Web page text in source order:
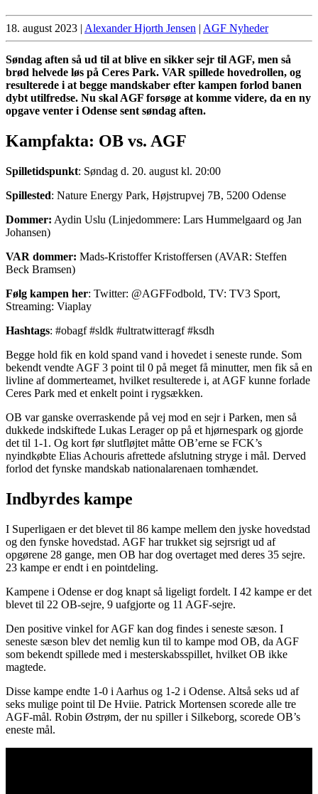
18. august 2023 | Alexander Hjorth Jensen | AGF Nyheder
Søndag aften så ud til at blive en sikker sejr til AGF, men så
brød helvede løs på Ceres Park. VAR spillede hovedrollen, og
resulterede i at begge mandskaber efter kampen forlod banen
dybt utilfredse. Nu skal AGF forsøge at komme videre, da en ny
opgave venter i Odense sent søndag aften.
Kampfakta: OB vs. AGF
Spilletidspunkt: Søndag d. 20. august kl. 20:00
Spillested: Nature Energy Park, Højstrupvej 7B, 5200 Odense
Dommer: Aydin Uslu (Linjedommere: Lars Hummelgaard og Jan
Johansen)
VAR dommer: Mads-Kristoffer Kristoffersen (AVAR: Steffen
Beck Bramsen)
Følg kampen her: Twitter: @AGFFodbold, TV: TV3 Sport,
Streaming: Viaplay
Hashtags: #obagf #sldk #ultratwitteragf #ksdh
Begge hold fik en kold spand vand i hovedet i seneste runde. Som
bekendt vendte AGF 3 point til 0 på meget få minutter, men fik så en
livline af dommerteamet, hvilket resulterede i, at AGF kunne forlade
Ceres Park med et enkelt point i rygsækken.
OB var ganske overraskende på vej mod en sejr i Parken, men så
dukkede indskiftede Lukas Lerager op på et hjørnespark og gjorde
det til 1-1. Og kort før slutfløjtet måtte OB’erne se FCK’s
nyindkøbte Elias Achouris afrettede afslutning stryge i mål. Derved
forlod det fynske mandskab nationalarenaen tomhændet.
Indbyrdes kampe
I Superligaen er det blevet til 86 kampe mellem den jyske hovedstad
og den fynske hovedstad. AGF har trukket sig sejrsrigt ud af
opgørene 28 gange, men OB har dog overtaget med deres 35 sejre.
23 kampe er endt i en pointdeling.
Kampene i Odense er dog knapt så ligeligt fordelt. I 42 kampe er det
blevet til 22 OB-sejre, 9 uafgjorte og 11 AGF-sejre.
Den positive vinkel for AGF kan dog findes i seneste sæson. I
seneste sæson blev det nemlig kun til to kampe mod OB, da AGF
som bekendt spillede med i mesterskabsspillet, hvilket OB ikke
magtede.
Disse kampe endte 1-0 i Aarhus og 1-2 i Odense. Altså seks ud af
seks mulige point til De Hviie. Patrick Mortensen scorede alle tre
AGF-mål. Robin Østrøm, der nu spiller i Silkeborg, scorede OB’s
eneste mål.